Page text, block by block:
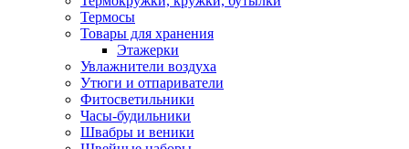
Термосы
Товары для хранения
Этажерки
Увлажнители воздуха
Утюги и отпариватели
Фитосветильники
Часы-будильники
Швабры и веники